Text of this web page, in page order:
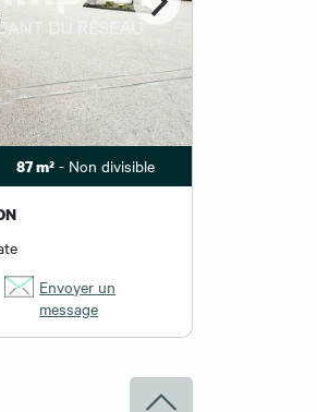
87 m² - Non divisible
Envoyer un
message